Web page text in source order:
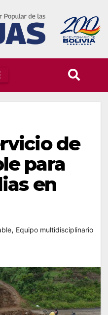
de
para
en
, Equipo multidisciplinario